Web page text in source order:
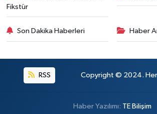
Fikstür
Son Dakika Haberleri Haber
RSS Copyright © 2024. Her
Haber Yazılımı: TE Bilişim